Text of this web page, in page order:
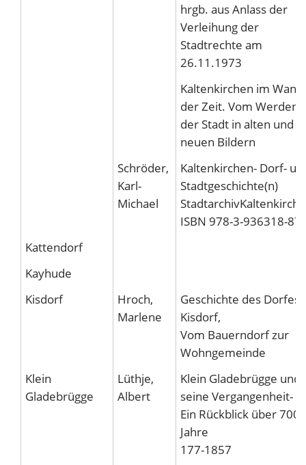
hrgb. aus Anlass der
Verleihung der
Stadtrechte am
26.11.1973
Kaltenkirchen im
der Zeit. Vom Werden
der Stadt in alten und
neuen Bildern
Schröder,
Karl-
Michael
Kaltenkirchen- Dorf-
Stadtgeschichte(n)
ISBN 978-3-936318-
Kattendorf
Kayhude
Kisdorf
Hroch,
Marlene
Geschichte des Dorfes
Kisdorf,
Vom Bauerndorf zur
Wohngemeinde
Klein
Gladebrügge
Lüthje,
Albert
Klein Gladebrügge und
seine Vergangenheit-
Ein Rückblick über 700
Jahre
177-1857